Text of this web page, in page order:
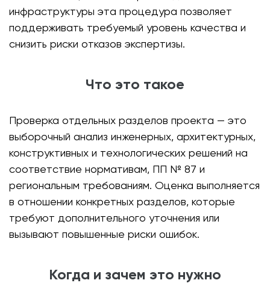
инфраструктуры эта процедура позволяет
поддерживать требуемый уровень качества и
снизить риски отказов экспертизы.
Что это такое
Проверка отдельных разделов проекта — это
выборочный анализ инженерных, архитектурных,
конструктивных и технологических решений на
соответствие нормативам, ПП № 87 и
региональным требованиям. Оценка выполняется
в отношении конкретных разделов, которые
требуют дополнительного уточнения или
вызывают повышенные риски ошибок.
Когда и зачем это нужно